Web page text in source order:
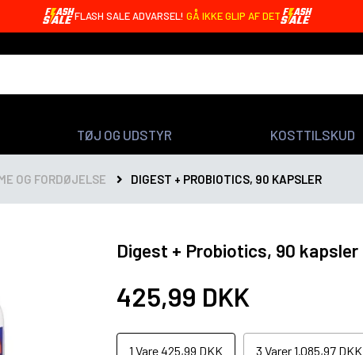
OREO BARS MED 20G PROTEIN - KUN 4,99 DKK 🤩
TØJ OG UDSTYR KOSTTILSKUD
OG FORDØJELSE DIGEST + PROBIOTICS, 90 KAPSLER
Digest + Probiotics, 90 kapsler
425,99 DKK
1 Vare425,99 DKK 3 Varer1.085,97 DKK